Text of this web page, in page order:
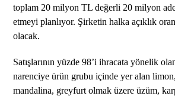
toplam 20 milyon TL değerli 20 milyon
etmeyi planlıyor. Şirketin halka açıklık
olacak.
Satışlarının yüzde 98’i ihracata yönelik
narenciye ürün grubu içinde yer alan
mandalina, greyfurt olmak üzere üzüm,